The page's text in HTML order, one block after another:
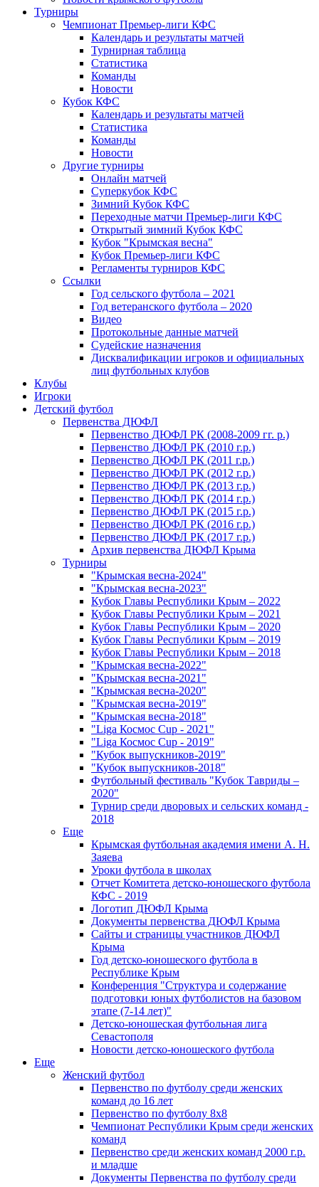
Турниры
Чемпионат Премьер-лиги КФС
Календарь и результаты матчей
Турнирная таблица
Статистика
Команды
Новости
Кубок КФС
Календарь и результаты матчей
Статистика
Команды
Новости
Другие турниры
Онлайн матчей
Суперкубок КФС
Зимний Кубок КФС
Переходные матчи Премьер-лиги КФС
Открытый зимний Кубок КФС
Кубок "Крымская весна"
Кубок Премьер-лиги КФС
Регламенты турниров КФС
Ссылки
Год сельского футбола – 2021
Год ветеранского футбола – 2020
Видео
Протокольные данные матчей
Судейские назначения
Дисквалификации игроков и официальных
лиц футбольных клубов
Клубы
Игроки
Детский футбол
Первенства ДЮФЛ
Первенство ДЮФЛ РК (2008-2009 гг. р.)
Первенство ДЮФЛ РК (2010 г.р.)
Первенство ДЮФЛ РК (2011 г.р.)
Первенство ДЮФЛ РК (2012 г.р.)
Первенство ДЮФЛ РК (2013 г.р.)
Первенство ДЮФЛ РК (2014 г.р.)
Первенство ДЮФЛ РК (2015 г.р.)
Первенство ДЮФЛ РК (2016 г.р.)
Первенство ДЮФЛ РК (2017 г.р.)
Архив первенства ДЮФЛ Крыма
Турниры
"Крымская весна-2024"
"Крымская весна-2023"
Кубок Главы Республики Крым – 2022
Кубок Главы Республики Крым – 2021
Кубок Главы Республики Крым – 2020
Кубок Главы Республики Крым – 2019
Кубок Главы Республики Крым – 2018
"Крымская весна-2022"
"Крымская весна-2021"
"Крымская весна-2020"
"Крымская весна-2019"
"Крымская весна-2018"
"Liga Космос Cup - 2021"
"Liga Космос Cup - 2019"
"Кубок выпускников-2019"
"Кубок выпускников-2018"
Футбольный фестиваль "Кубок Тавриды –
2020"
Турнир среди дворовых и сельских команд -
2018
Еще
Крымская футбольная академия имени А. Н.
Заяева
Уроки футбола в школах
Отчет Комитета детско-юношеского футбола
КФС - 2019
Логотип ДЮФЛ Крыма
Документы первенства ДЮФЛ Крыма
Сайты и страницы участников ДЮФЛ
Крыма
Год детско-юношеского футбола в
Республике Крым
Конференция "Структура и содержание
подготовки юных футболистов на базовом
этапе (7-14 лет)"
Детско-юношеская футбольная лига
Севастополя
Новости детско-юношеского футбола
Еще
Женский футбол
Первенство по футболу среди женских
команд до 16 лет
Первенство по футболу 8х8
Чемпионат Республики Крым среди женских
команд
Первенство среди женских команд 2000 г.р.
и младше
Документы Первенства по футболу среди